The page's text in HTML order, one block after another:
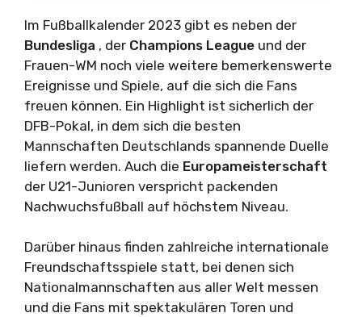
Im Fußballkalender 2023 gibt es neben der
Bundesliga , der Champions League und der
Frauen-WM noch viele weitere bemerkenswerte
Ereignisse und Spiele, auf die sich die Fans
freuen können. Ein Highlight ist sicherlich der
DFB-Pokal, in dem sich die besten
Mannschaften Deutschlands spannende Duelle
liefern werden. Auch die Europameisterschaft
der U21-Junioren verspricht packenden
Nachwuchsfußball auf höchstem Niveau.
Darüber hinaus finden zahlreiche internationale
Freundschaftsspiele statt, bei denen sich
Nationalmannschaften aus aller Welt messen
und die Fans mit spektakulären Toren und